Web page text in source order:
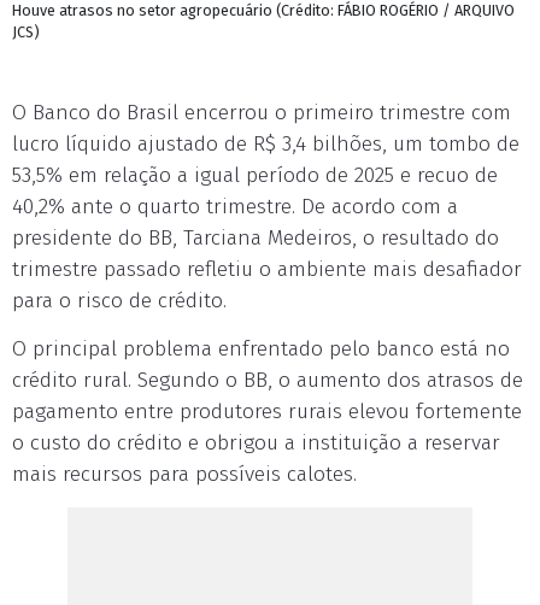
Houve atrasos no setor agropecuário (Crédito: FÁBIO ROGÉRIO / ARQUIVO
JCS)
O Banco do Brasil encerrou o primeiro trimestre com
lucro líquido ajustado de R$ 3,4 bilhões, um tombo de
53,5% em relação a igual período de 2025 e recuo de
40,2% ante o quarto trimestre. De acordo com a
presidente do BB, Tarciana Medeiros, o resultado do
trimestre passado refletiu o ambiente mais desafiador
para o risco de crédito.
O principal problema enfrentado pelo banco está no
crédito rural. Segundo o BB, o aumento dos atrasos de
pagamento entre produtores rurais elevou fortemente
o custo do crédito e obrigou a instituição a reservar
mais recursos para possíveis calotes.